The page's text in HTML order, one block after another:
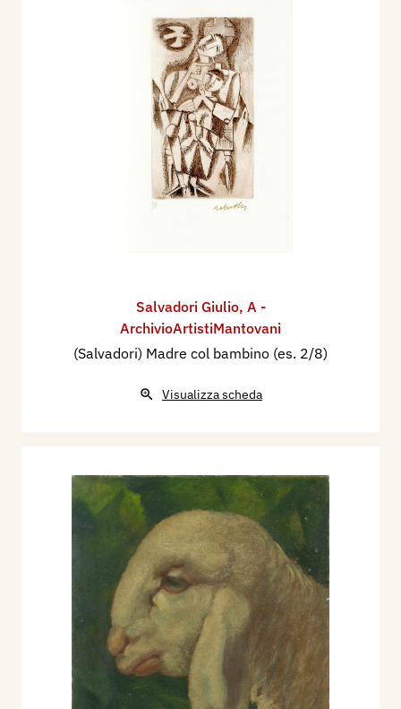
Salvadori Giulio, A -
ArchivioArtistiMantovani
(Salvadori) Madre col bambino (es. 2/8)
Visualizza scheda